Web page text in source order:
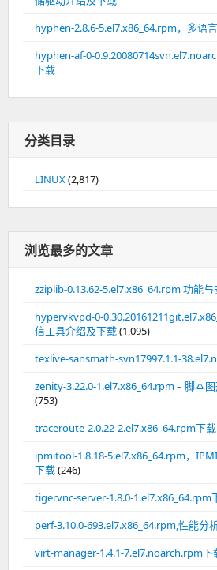
hyphen-2.8.6-5.el7.x86_64.rpm，多语
hyphen-af-0-
下载
分类目录
LINUX(2,817)
浏览最多的文章
zziplib-0.13.62-5.el7.x86_64.rpm 功能
hypervkvpd-0-
信工具介绍及下载(1,095)
texlive-sansmath-svn17997.1.1-
zenity-3.22.0-1.el7.x86_64.rpm – 脚本
(753)
traceroute-2.0.22-2.el7.x86_64.rpm下载
ipmitool-1.8.18-5.el7.x86_64.rpm，
下载(246)
tigervnc-server-1.8.0-1.el7.x86_64.rpm
perf-3.10.0-693.el7.x86_64.rpm,性能分
virt-manager-1.4.1-7.el7.noarch.rpm下